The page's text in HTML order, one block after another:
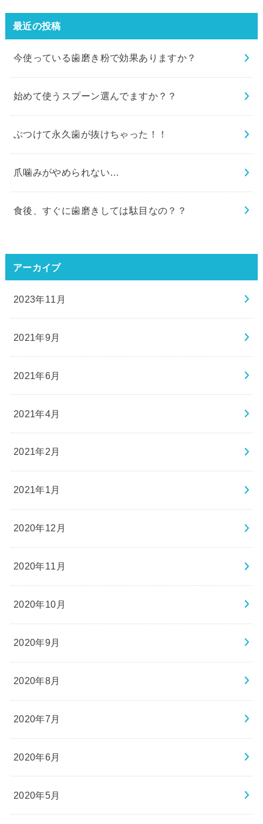
最近の投稿
今使っている歯磨き粉で効果ありますか？
始めて使うスプーン選んでますか？？
ぶつけて永久歯が抜けちゃった！！
爪噛みがやめられない…
食後、すぐに歯磨きしては駄目なの？？
アーカイブ
2023年11月
2021年9月
2021年6月
2021年4月
2021年2月
2021年1月
2020年12月
2020年11月
2020年10月
2020年9月
2020年8月
2020年7月
2020年6月
2020年5月